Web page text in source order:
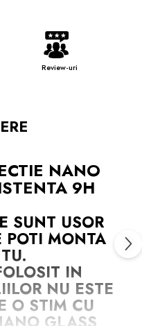
Review-uri
NANO
9H
SUNT USOR
POTI MONTA
IN
NU ESTE
O STIM CU